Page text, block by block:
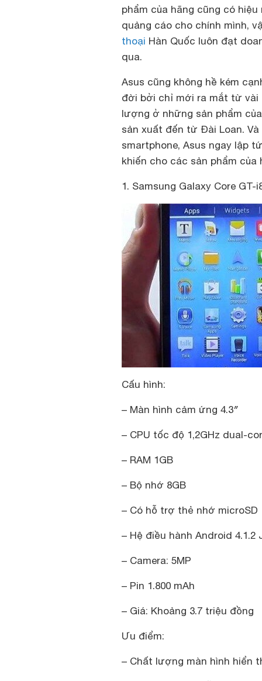
phẩm của hãng cũng có
quảng cáo cho chính mình,
thoại Hàn Quốc luôn đạt
qua.
Asus cũng không hề kém
đời bởi chỉ mới ra mắt từ vài
lượng ở những sản phẩm
sản xuất đến từ Đài Loan.
smartphone, Asus ngay lập
khiến cho các sản phẩm
1. Samsung Galaxy Core GT-
Cấu hình:
– Màn hình cảm ứng 4.3″
– CPU tốc độ 1,2GHz dual-
– RAM 1GB
– Bộ nhớ 8GB
– Có hỗ trợ thẻ nhớ microSD
– Hệ điều hành Android 4.1.2
– Camera: 5MP
– Pin 1.800 mAh
– Giá: Khoảng 3.7 triệu đồng
Ưu điểm:
– Chất lượng màn hình hiển